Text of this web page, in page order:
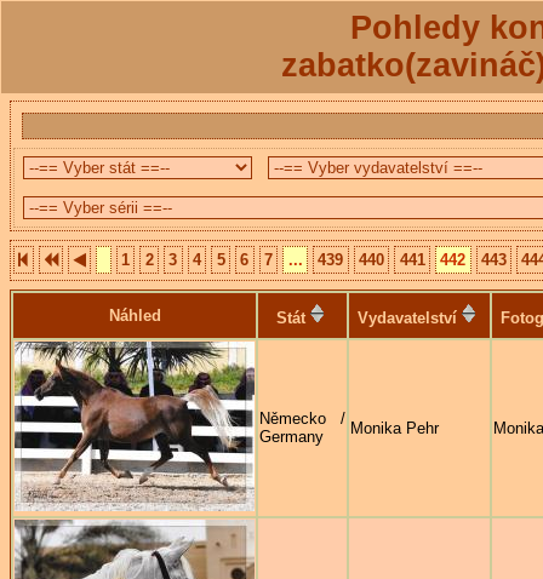
Pohledy
1 2 3 4 5 6 7 ... 439 440 441 442 443
Náhled Stát Vydavatelství
Německo /
Germany
Monika Pehr